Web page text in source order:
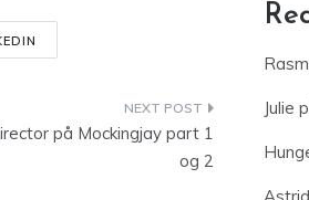
på Mockingjay part 1
og 2
Julie